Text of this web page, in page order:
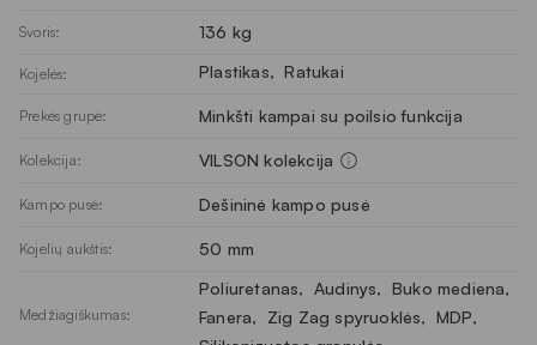
Svoris: 136 kg
Kojelės: Plastikas, Ratukai
Prekės grupė: Minkšti kampai su poilsio funkcija
Kolekcija: VILSON kolekcija
Kampo pusė: Dešininė kampo pusė
Kojelių aukštis: 50 mm
Medžiagiškumas:
Poliuretanas, Audinys, Buko mediena,
Fanera, Zig Zag spyruoklės, MDP,